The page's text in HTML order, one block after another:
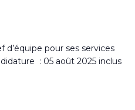
pour ses services
: 05 août 2025 inclus